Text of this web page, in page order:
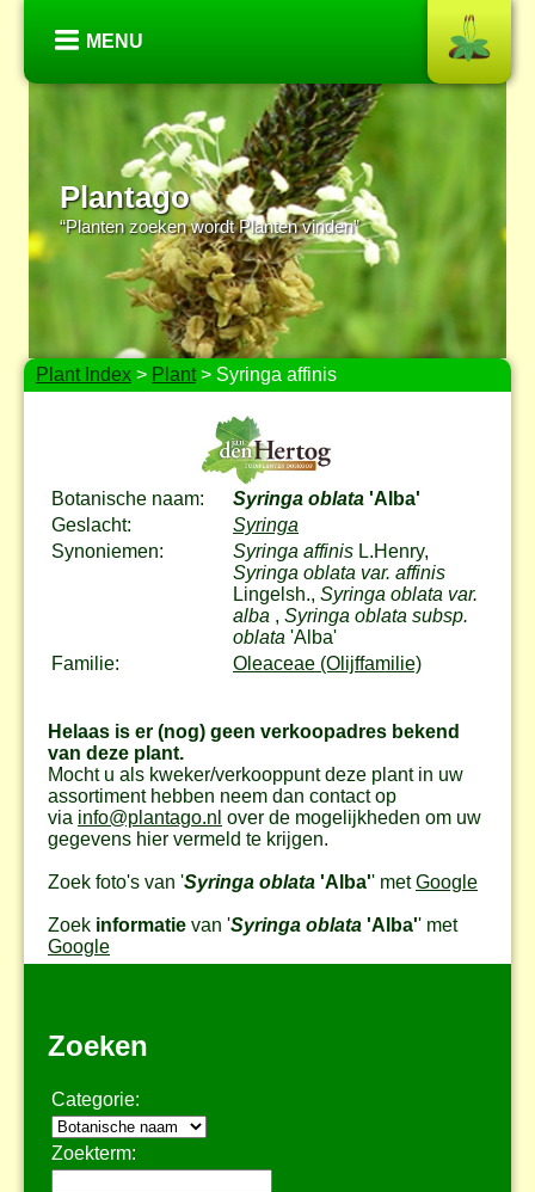
MENU
Plantago
“Planten zoeken wordt Planten vinden”
Plant Index > Plant> Syringa affinis
Botanische naam: Syringa oblata 'Alba'
Geslacht:
Syringa
Synoniemen:
Syringa affinis L.Henry,
Syringa oblata var. affinis
Lingelsh., Syringa oblata var.
alba , Syringa oblata subsp.
oblata 'Alba'
Familie:
Oleaceae (Olijffamilie)
Helaas is er (nog) geen verkoopadres bekend
van deze plant.
Mocht u als kweker/verkooppunt deze plant in uw
assortiment hebben neem dan contact op
via info@plantago.nl over de mogelijkheden om uw
gegevens hier vermeld te krijgen.
Zoek foto's van 'Syringa oblata 'Alba'' metGoogle
Zoek informatie van 'Syringa oblata 'Alba'' met
Google
Zoeken
Categorie:
Zoekterm: